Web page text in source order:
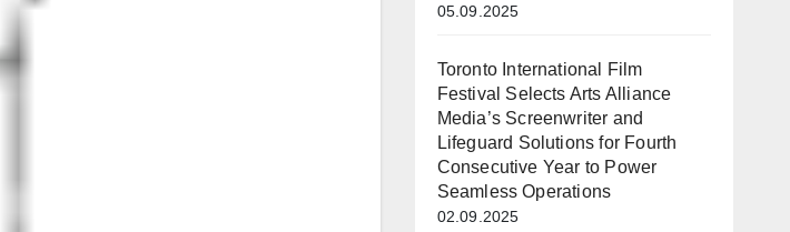
05.09.2025
Toronto International Film
Festival Selects Arts Alliance
Media’s Screenwriter and
Lifeguard Solutions for Fourth
Consecutive Year to Power
Seamless Operations
02.09.2025